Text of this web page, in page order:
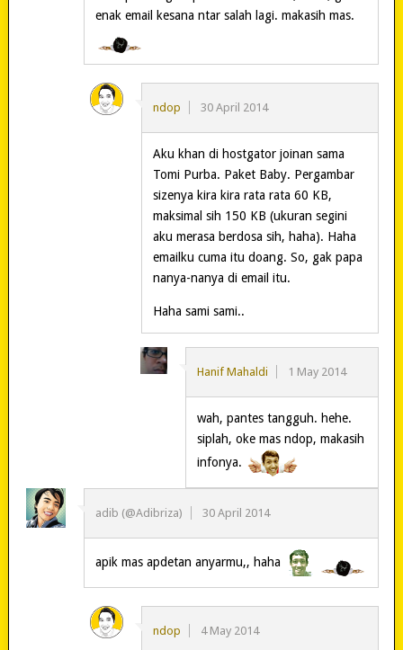
enak email kesana ntar salah lagi. makasih mas.
ndop 30 April 2014
Aku khan di hostgator joinan sama
Tomi Purba. Paket Baby. Pergambar
sizenya kira kira rata rata 60 KB,
maksimal sih 150 KB (ukuran segini
aku merasa berdosa sih, haha). Haha
emailku cuma itu doang. So, gak papa
nanya-nanya di email itu.
Haha sami sami..
Hanif Mahaldi 1 May 2014
wah, pantes tangguh. hehe.
siplah, oke mas ndop, makasih
infonya.
adib (@Adibriza) 30 April 2014
apik mas apdetan anyarmu,, haha
ndop 4 May 2014